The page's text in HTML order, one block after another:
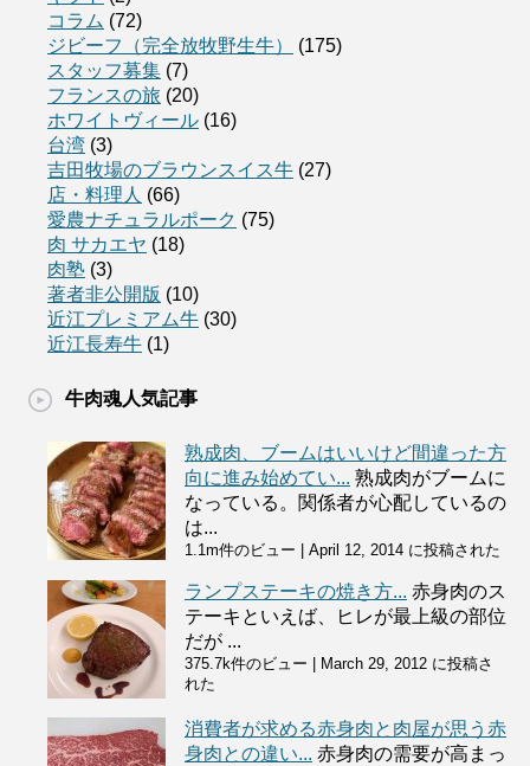
コラム (72)
ジビーフ（完全放牧野生牛）
(175)
スタッフ募集 (7)
フランスの旅 (20)
ホワイトヴィール (16)
台湾 (3)
吉田牧場のブラウンスイス牛 (27)
店・料理人 (66)
愛農ナチュラルポーク (75)
肉 サカエヤ (18)
肉塾 (3)
著者非公開版 (10)
近江プレミアム牛 (30)
近江長寿牛 (1)
牛肉魂人気記事
熟成肉、ブームはいいけど間違った方
向に進み始めてい... 熟成肉がブームに
なっている。関係者が心配しているの
は...
1.1m件のビュー April 12, 2014 に投稿された
ランプステーキの焼き方... 赤身肉のス
テーキといえば、ヒレが最上級の部位
だが ...
375.7k件のビュー
March 29, 2012 に投稿さ
れた
消費者が求める赤身肉と肉屋が思う赤
身肉との違い... 赤身肉の需要が高まっ